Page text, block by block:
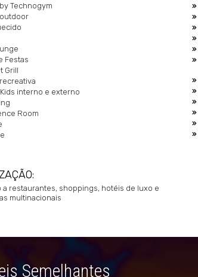
Technogym
Festas
Grill
interno e externo
Room
a restaurantes, shoppings, hotéis de luxo e
multinacionais
Semelhantes